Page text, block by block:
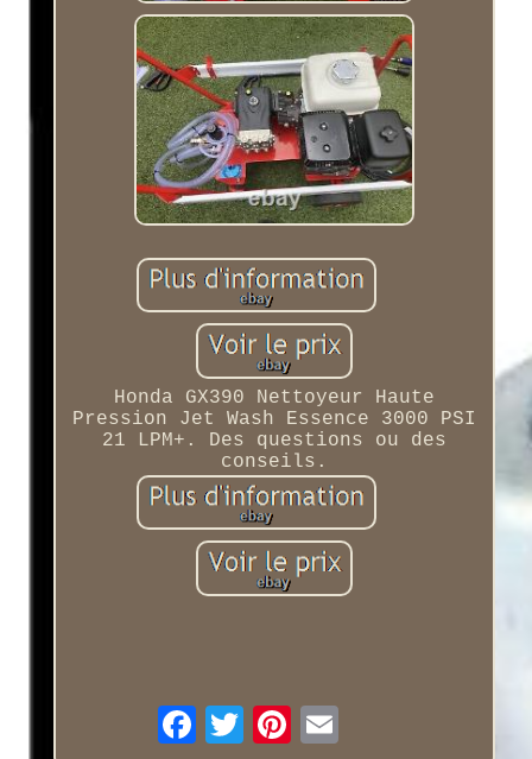
Honda GX390 Nettoyeur Haute
Pression Jet Wash Essence 3000 PSI
21 LPM+. Des questions ou des
conseils.